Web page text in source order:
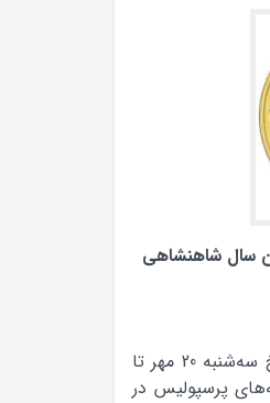
سال شاهنشاهی
رژیم شاه به تشویق روشنفکران دربار خود همانند شجاع‌الدین شفا، از تاریخ سه‌شنبه 20 مهر تا
را در خرابه‌های پرسپولیس در